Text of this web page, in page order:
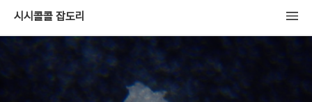
시시콜콜 잡도리